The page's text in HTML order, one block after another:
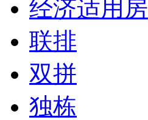
经济适用房
联排
双拼
独栋